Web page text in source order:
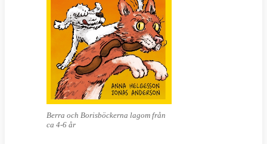
Berra och Borisböckerna lagom från
ca 4-6 år